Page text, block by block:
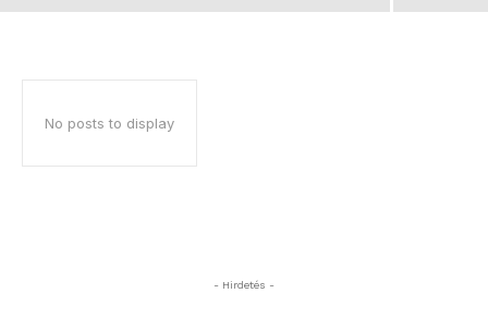
No posts to display
- Hirdetés -